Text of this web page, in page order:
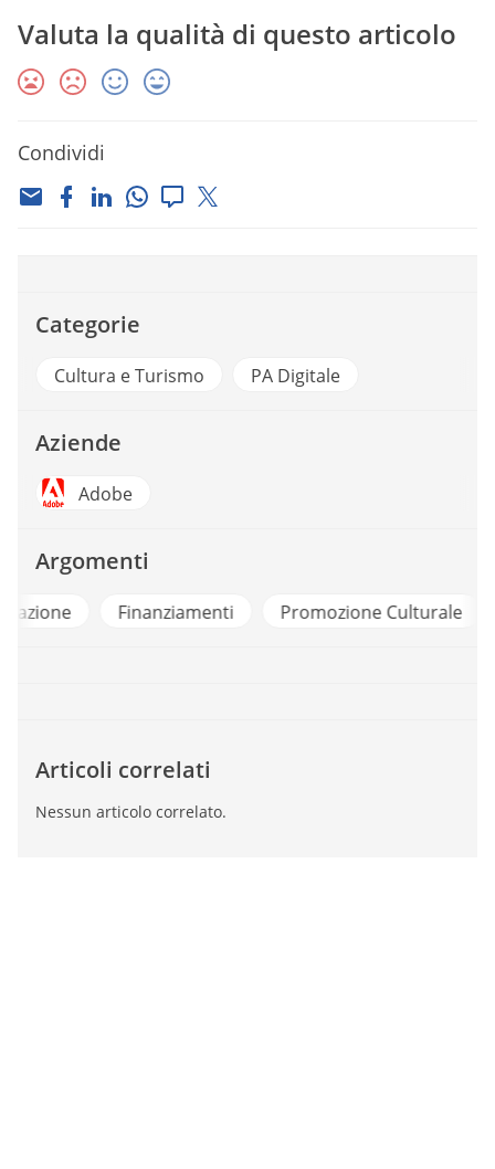
Valuta la qualità di questo articolo
Condividi
Categorie
Cultura e Turismo PA Digitale
Aziende
Adobe
Argomenti
Digitalizzazione Finanziamenti
Articoli correlati
Nessun articolo correlato.